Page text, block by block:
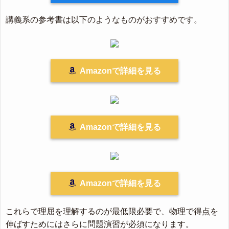
講義系の参考書は以下のようなものがおすすめです。
Amazonで詳細を見る
Amazonで詳細を見る
Amazonで詳細を見る
これらで理屈を理解するのが最低限必要で、物理で得点を
伸ばすためにはさらに問題演習が必須になります。